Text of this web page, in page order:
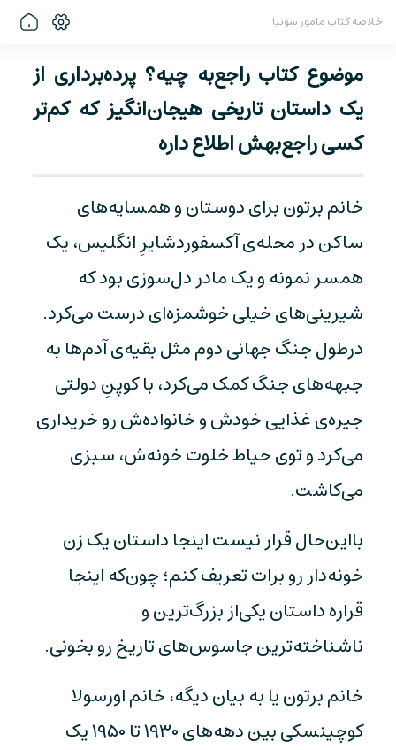
خلاصه کتاب مامور سونیا
موضوع کتاب راجع‌به چیه؟ پرده‌برداری از
یک داستان تاریخی هیجان‌انگیز که کم‌تر
کسی راجع‌بهش اطلاع داره
خانم برتون برای دوستان و همسایه‌های
ساکن در محله‌ی آکسفوردشایرِ انگلیس، یک
همسر نمونه و یک مادر دل‌سوزی بود که
شیرینی‌های خیلی خوشمزه‌ای درست می‌کرد.
درطول جنگ جهانی دوم مثل بقیه‌ی آدم‌ها به
جبهه‌های جنگ کمک می‌کرد، با کوپنِ دولتی
جیره‌ی غذایی خودش و خانواده‌ش رو خریداری
می‌کرد و توی حیاط خلوت خونه‌ش، سبزی
می‌کاشت.
با‌این‌حال قرار نیست اینجا داستان یک زن
خونه‌دار رو برات تعریف کنم؛ چون‌که اینجا
قراره داستان یکی‌از بزرگ‌ترین و
ناشناخته‌ترین جاسوس‌های تاریخ رو بخونی.
خانم برتون یا به بیان دیگه، خانم اورسولا
کوچینسکی بین دهه‌های ۱۹۳۰ تا ۱۹۵۰ یک